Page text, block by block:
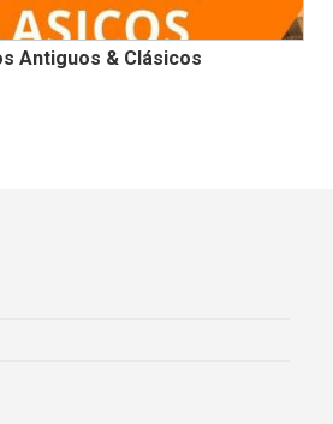
Antiguos & Clásicos